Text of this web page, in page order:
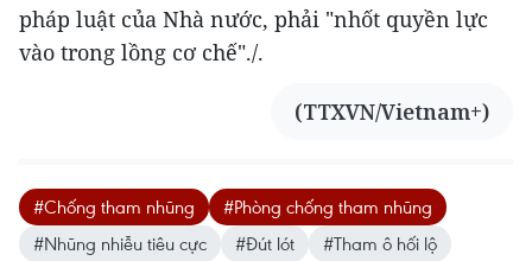
pháp luật của Nhà nước, phải "nhốt quyền lực
vào trong lồng cơ chế"./.
(TTXVN/Vietnam+)
#Chống tham nhũng
#Phòng chống tham nhũng
#Nhũng nhiễu tiêu cực
#Đút lót
#Tham ô hối lộ